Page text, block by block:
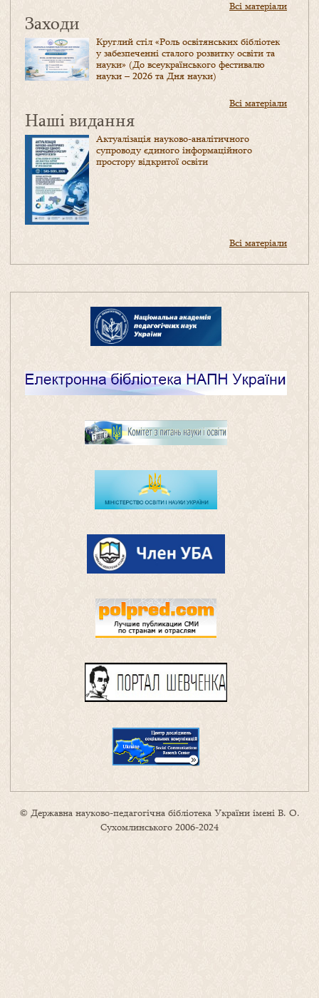
Всі матеріали
Заходи
Круглий стіл «Роль освітянських бібліотек
у забезпеченні сталого розвитку освіти та
науки» (До всеукраїнського фестивалю
науки – 2026 та Дня науки)
Всі матеріали
Наші видання
Актуалізація науково-аналітичного
супроводу єдиного інформаційного
простору відкритої освіти
Всі матеріали
© Державна науково-педагогічна бібліотека України імені В. О.
Сухомлинського 2006-2024